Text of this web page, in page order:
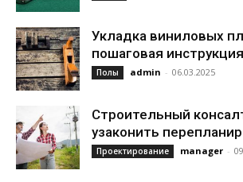
Укладка виниловых
пошаговая инструкция
Полы admin - 06.03.2025
Строительный
узаконить
Проектирование manager -